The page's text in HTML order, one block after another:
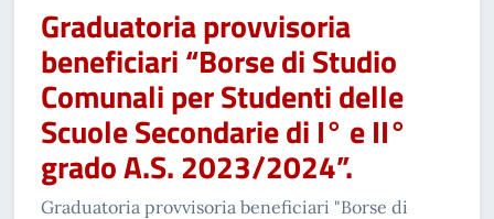
Graduatoria provvisoria
beneficiari “Borse di Studio
Comunali per Studenti delle
Scuole Secondarie di I° e II°
grado A.S. 2023/2024”.
Graduatoria provvisoria beneficiari "Borse di